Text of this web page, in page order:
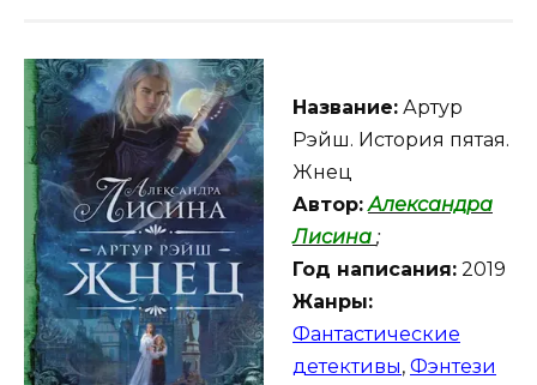
Название: Артур
Рэйш. История пятая.
Жнец
Автор: Александра
Лисина ;
Год написания: 2019
Жанры:
Фантастические
детективы, Фэнтези